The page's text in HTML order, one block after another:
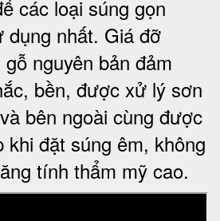
các loại súng gọn
dụng nhất. Giá đỡ
nguyên bản đảm
bền, được xử lý sơn
bên ngoài cùng được
khi đặt súng êm, không
tính thẩm mỹ cao.